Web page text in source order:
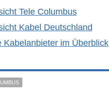
Tele Columbus
Kabel Deutschland
Kabelanbieter im Überblick